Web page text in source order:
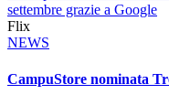
settembre grazie a Google
Flix
NEWS
CampuStore nominata